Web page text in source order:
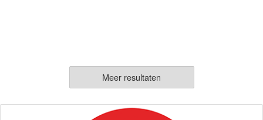
Meer resultaten